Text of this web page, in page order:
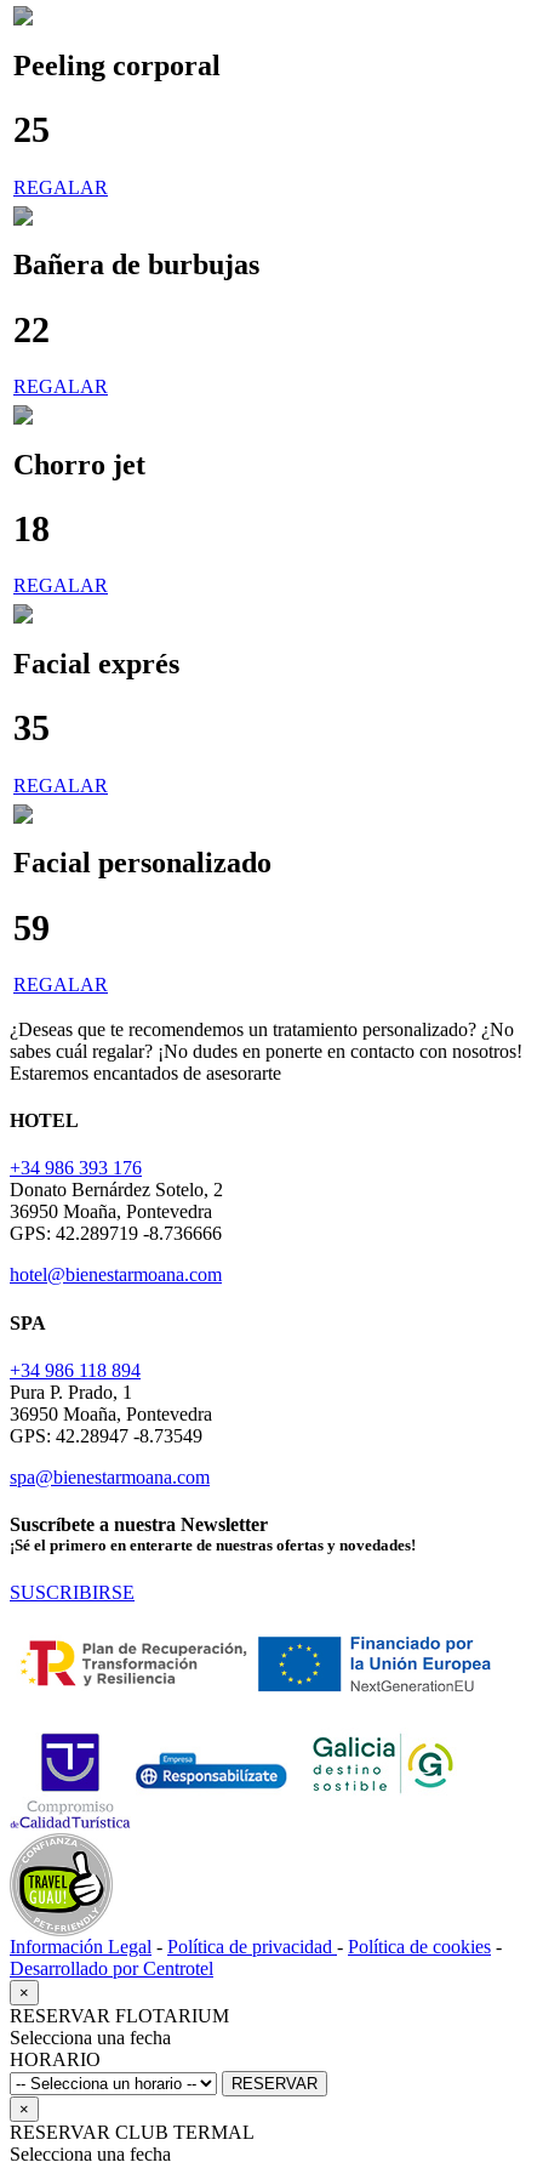
Peeling corporal
25
REGALAR
Bañera de burbujas
22
REGALAR
Chorro jet
18
REGALAR
Facial exprés
35
REGALAR
Facial personalizado
59
REGALAR
¿Deseas que te recomendemos un tratamiento personalizado? ¿No
sabes cuál regalar? ¡No dudes en ponerte en contacto con nosotros!
Estaremos encantados de asesorarte
HOTEL
+34 986 393 176
Donato Bernárdez Sotelo, 2
36950 Moaña, Pontevedra
GPS: 42.289719 -8.736666
hotel@bienestarmoana.com
SPA
+34 986 118 894
Pura P. Prado, 1
36950 Moaña, Pontevedra
GPS: 42.28947 -8.73549
spa@bienestarmoana.com
Suscríbete a nuestra Newsletter
¡Sé el primero en enterarte de nuestras ofertas y novedades!
SUSCRIBIRSE
Información Legal - Política de privacidad - Política de cookies -
Desarrollado por Centrotel
×
RESERVAR FLOTARIUM
Selecciona una fecha
HORARIO
RESERVAR
×
RESERVAR CLUB TERMAL
Selecciona una fecha